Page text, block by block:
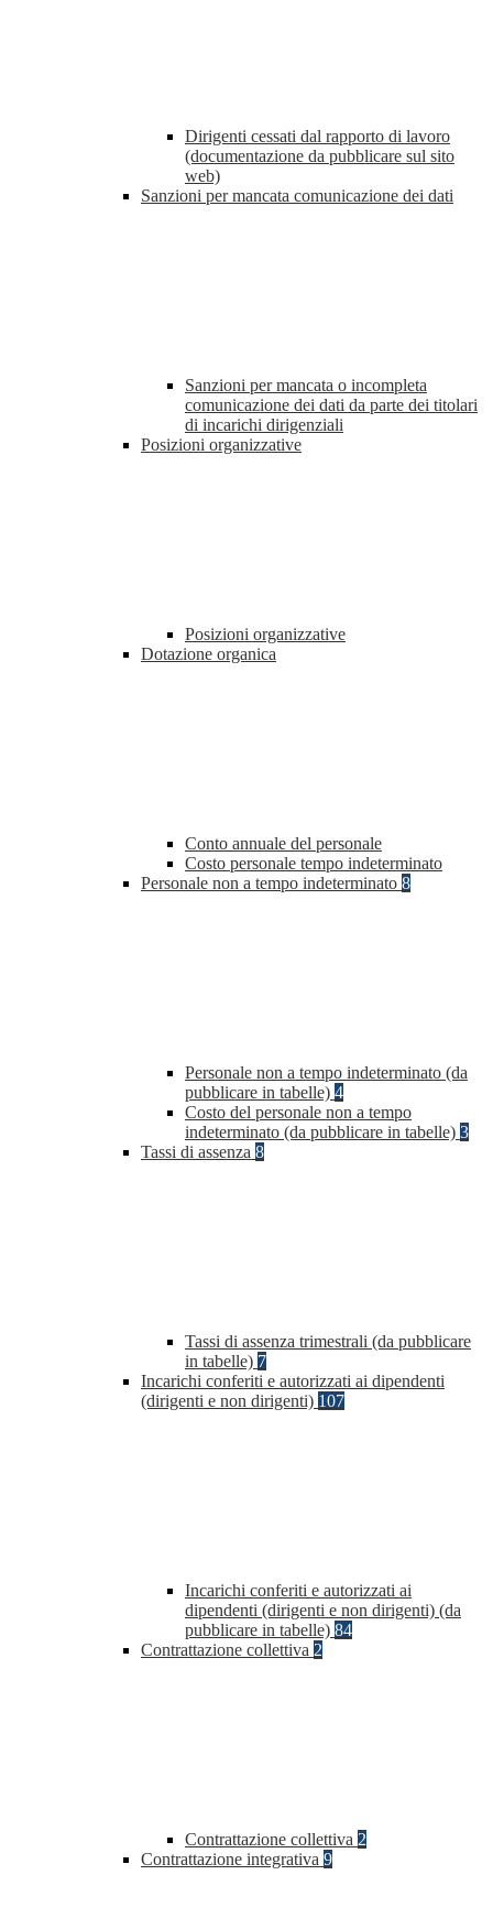
Dirigenti cessati dal rapporto di lavoro
(documentazione da pubblicare sul sito
web)
Sanzioni per mancata comunicazione dei dati
Sanzioni per mancata o incompleta
comunicazione dei dati da parte dei titolari
di incarichi dirigenziali
Posizioni organizzative
Posizioni organizzative
Dotazione organica
Conto annuale del personale
Costo personale tempo indeterminato
Personale non a tempo indeterminato 8
Personale non a tempo indeterminato (da
pubblicare in tabelle) 4
Costo del personale non a tempo
indeterminato (da pubblicare in tabelle) 3
Tassi di assenza 8
Tassi di assenza trimestrali (da pubblicare
in tabelle) 7
Incarichi conferiti e autorizzati ai dipendenti
(dirigenti e non dirigenti) 107
Incarichi conferiti e autorizzati ai
dipendenti (dirigenti e non dirigenti) (da
pubblicare in tabelle) 84
Contrattazione collettiva 2
Contrattazione collettiva 2
Contrattazione integrativa 9